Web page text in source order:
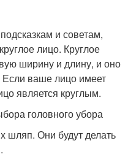
и советам,
лицо. Круглое
ширину и длину, и оно
Если ваше лицо имеет
является круглым.
головного убора
шляп. Они будут делать